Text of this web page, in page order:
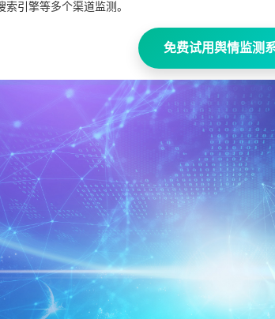
索引擎等多个渠道监测。
免费试用舆情监测